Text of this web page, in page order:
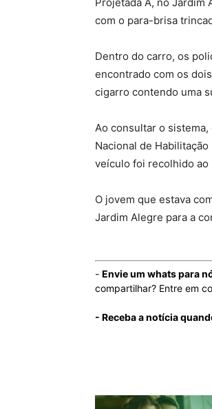
com o para-brisa
Dentro do carro, os
encontrado com os
cigarro contendo uma
Ao consultar o
Nacional de
veículo foi recolhido ao
O jovem que estava
Jardim Alegre para a
- Envie um whats para
compartilhar? Entre em
- Receba a notícia